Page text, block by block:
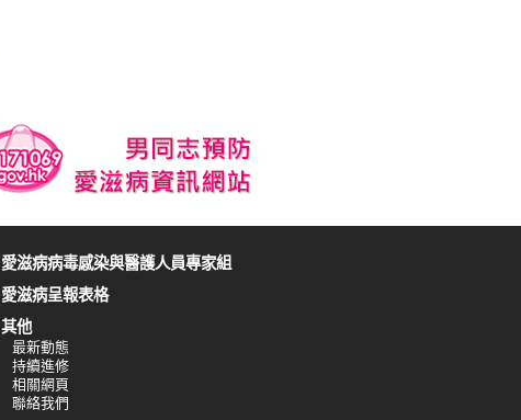
愛滋病病毒感染與醫護人員專家組
愛滋病呈報表格
其他
最新動態
持續進修
相關網頁
聯絡我們